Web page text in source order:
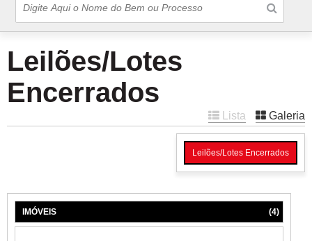
Leilões/Lotes
Encerrados
Lista Galeria
Leilões/Lotes Encerrados
IMÓVEIS (4)